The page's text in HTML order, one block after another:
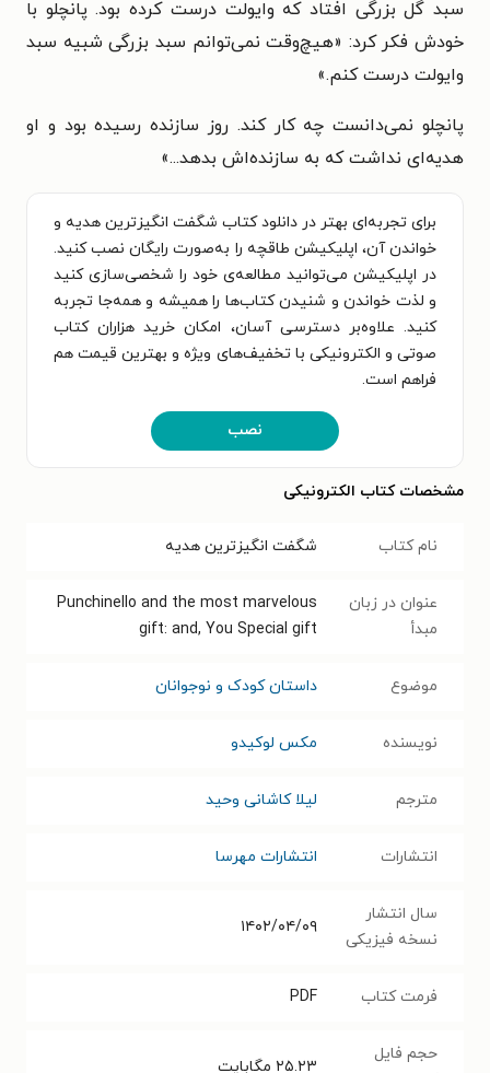
سبد گل بزرگی افتاد که وایولت درست کرده بود. پانچلو با
خودش فکر کرد: «هیچ‌وقت نمی‌توانم سبد بزرگی شبیه سبد
وایولت درست کنم.»
پانچلو نمی‌دانست چه کار کند. روز سازنده رسیده بود و او
هدیه‌ای نداشت که به سازنده‌اش بدهد...»
برای تجربه‌ای بهتر در دانلود کتاب شگفت انگیزترین هدیه و
خواندن آن، اپلیکیشن طاقچه را به‌صورت رایگان نصب کنید.
در اپلیکیشن می‌توانید مطالعه‌ی خود را شخصی‌سازی کنید
و لذت خواندن و شنیدن کتاب‌ها را همیشه و همه‌جا تجربه
کنید. علاوه‌بر دسترسی آسان، امکان خرید هزاران کتاب
صوتی و الکترونیکی با تخفیف‌های ویژه و بهترین قیمت هم
فراهم است.
نصب
مشخصات کتاب الکترونیکی
نام کتاب شگفت انگیزترین هدیه
عنوان در زبان
مبدأ
Punchinello and the most marvelous
gift: and, You Special gift
موضوع داستان کودک و نوجوانان
نویسنده مکس لوکیدو
مترجم لیلا کاشانی وحید
انتشارات انتشارات مهرسا
سال انتشار
نسخه فیزیکی
۱۴۰۲/۰۴/۰۹
فرمت کتاب PDF
حجم فایل
۲۵.۲۳ مگابایت